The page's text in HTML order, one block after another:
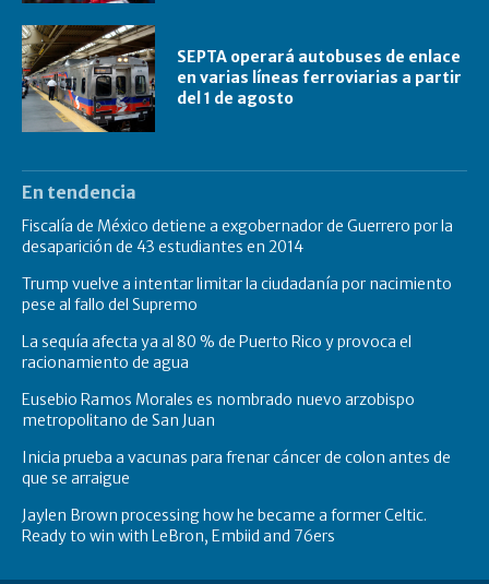
SEPTA operará autobuses de enlace
en varias líneas ferroviarias a partir
del 1 de agosto
En tendencia
Fiscalía de México detiene a exgobernador de Guerrero por la
desaparición de 43 estudiantes en 2014
Trump vuelve a intentar limitar la ciudadanía por nacimiento
pese al fallo del Supremo
La sequía afecta ya al 80 % de Puerto Rico y provoca el
racionamiento de agua
Eusebio Ramos Morales es nombrado nuevo arzobispo
metropolitano de San Juan
Inicia prueba a vacunas para frenar cáncer de colon antes de
que se arraigue
Jaylen Brown processing how he became a former Celtic.
Ready to win with LeBron, Embiid and 76ers